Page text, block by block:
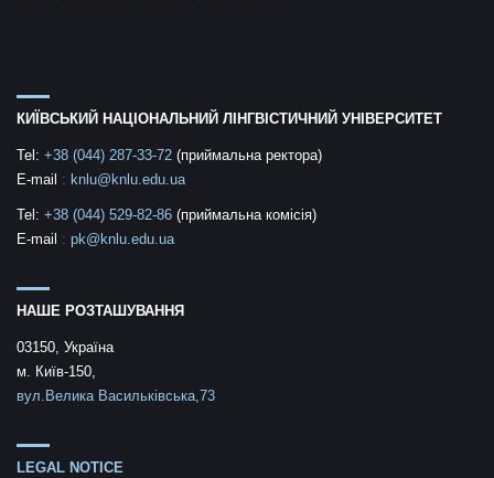
КИЇВСЬКИЙ НАЦІОНАЛЬНИЙ ЛІНГВІСТИЧНИЙ УНІВЕРСИТЕТ
Tel: +38 (044) 287-33-72 (приймальна ректора)
E-mail : knlu@knlu.edu.ua
Tel: +38 (044) 529-82-86 (приймальна комісія)
E-mail : pk@knlu.edu.ua
НАШЕ РОЗТАШУВАННЯ
03150, Україна
м. Київ-150,
вул.Велика Васильківська,73
LEGAL NOTICE